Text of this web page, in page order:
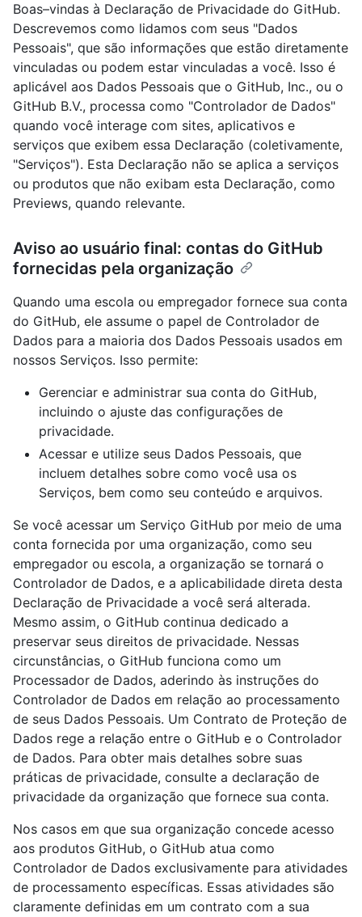
Boas–vindas à Declaração de Privacidade do GitHub.
Descrevemos como lidamos com seus "Dados
Pessoais", que são informações que estão diretamente
vinculadas ou podem estar vinculadas a você. Isso é
aplicável aos Dados Pessoais que o GitHub, Inc., ou o
GitHub B.V., processa como "Controlador de Dados"
quando você interage com sites, aplicativos e
serviços que exibem essa Declaração (coletivamente,
"Serviços"). Esta Declaração não se aplica a serviços
ou produtos que não exibam esta Declaração, como
Previews, quando relevante.
Aviso ao usuário final: contas do GitHub
fornecidas pela organização
Quando uma escola ou empregador fornece sua conta
do GitHub, ele assume o papel de Controlador de
Dados para a maioria dos Dados Pessoais usados em
nossos Serviços. Isso permite:
Gerenciar e administrar sua conta do GitHub,
incluindo o ajuste das configurações de
privacidade.
Acessar e utilize seus Dados Pessoais, que
incluem detalhes sobre como você usa os
Serviços, bem como seu conteúdo e arquivos.
Se você acessar um Serviço GitHub por meio de uma
conta fornecida por uma organização, como seu
empregador ou escola, a organização se tornará o
Controlador de Dados, e a aplicabilidade direta desta
Declaração de Privacidade a você será alterada.
Mesmo assim, o GitHub continua dedicado a
preservar seus direitos de privacidade. Nessas
circunstâncias, o GitHub funciona como um
Processador de Dados, aderindo às instruções do
Controlador de Dados em relação ao processamento
de seus Dados Pessoais. Um Contrato de Proteção de
Dados rege a relação entre o GitHub e o Controlador
de Dados. Para obter mais detalhes sobre suas
práticas de privacidade, consulte a declaração de
privacidade da organização que fornece sua conta.
Nos casos em que sua organização concede acesso
aos produtos GitHub, o GitHub atua como
Controlador de Dados exclusivamente para atividades
de processamento específicas. Essas atividades são
claramente definidas em um contrato com a sua